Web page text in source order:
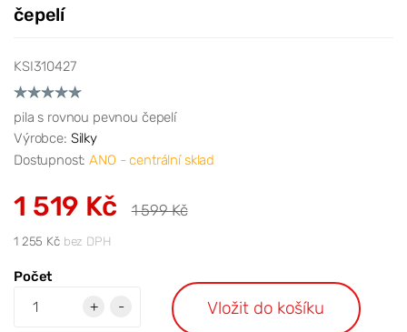
čepelí
KSI310427
pila s rovnou pevnou čepelí
Výrobce: Silky
Dostupnost:ANO - centrální sklad
1 519 Kč 1 599 Kč
1 255 Kčbez DPH
Počet
+
- Vložit do košíku